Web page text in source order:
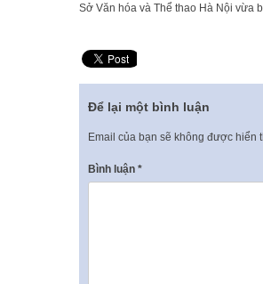
Sở Văn hóa và Thể thao Hà Nội vừa
Để lại một bình luận
Email của bạn sẽ không được hiển
Bình luận *